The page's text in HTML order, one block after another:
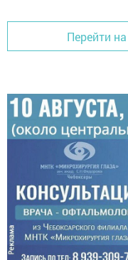
Перейти